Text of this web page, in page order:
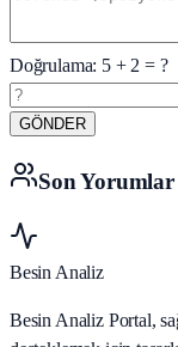
Doğrulama: 5+2 = ?
GÖNDER
Son Yorumlar
Besin Analiz
Besin Analiz Portal,